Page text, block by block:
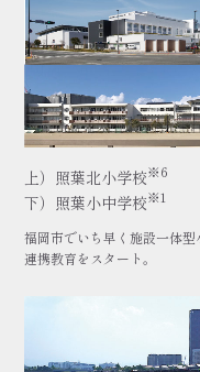
上）照葉北小学校※6
下）照葉小中学校※1
福岡市でいち早く施設一体型
連携教育をスタート。